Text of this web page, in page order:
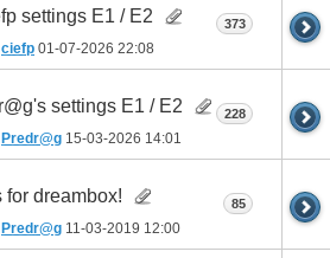
settings E1 / E2
ciefp 01-07-2026 22:08
373
settings E1 / E2
Predr@g 15-03-2026 14:01
228
for dreambox!
Predr@g 11-03-2019 12:00
85